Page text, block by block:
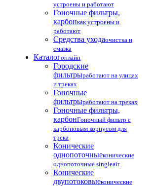
устроены и работают
Гоночные фильтры,
карбонкак устроены и
работают
Средства уходаочистка и
смазка
Каталогонлайн
Городские
фильтрыработают на улицах
и треках
Гоночные
фильтрыработают на треках
Гоночные фильтры,
карбонГоночный фильтр с
карбоновым корпусом для
трека
Конические
однопоточныеконические
однопоточные singleair
Конические
двупотоковыеконические